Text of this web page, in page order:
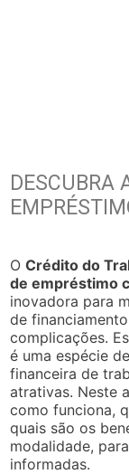
DESCUBRA
OCrédito do
de empréstimo
inovadora para
de
complicações.
é uma espécie
financeira de
atrativas. Neste
como funciona,
quais são os
modalidade,
informadas.